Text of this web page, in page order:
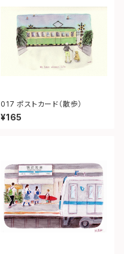
017 ポストカード（散歩）
¥165